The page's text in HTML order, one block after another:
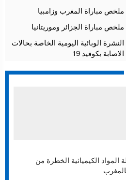
ملخص مباراة المغرب وزامبيا
ملخص مباراة الجزائر وموريتانيا
النشرة الوبائية اليومية الخاصة بحالات
الاصابة بكوفيد 19
المواد الكيميائية الخطرة من